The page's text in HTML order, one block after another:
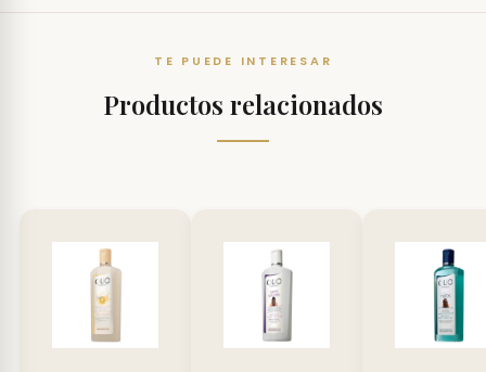
TE PUEDE INTERESAR
Productos relacionados